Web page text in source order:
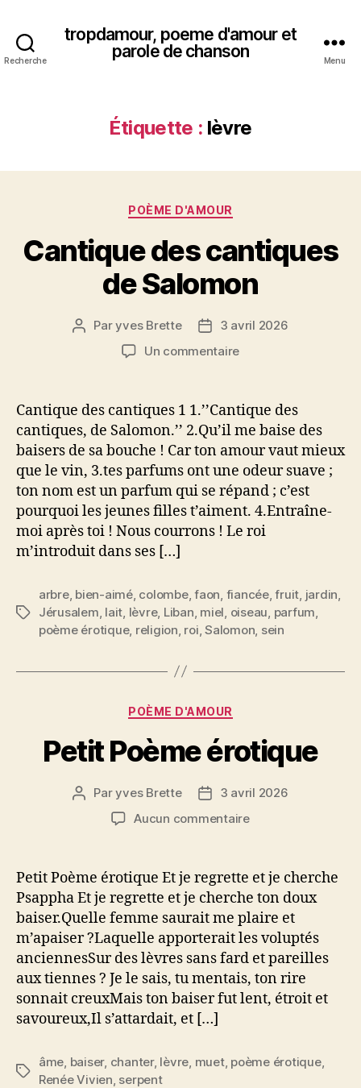
Recherche
tropdamour, poeme d'amour et
parole de chanson
Menu
Étiquette : lèvre
Catégories
POÈME D'AMOUR
Cantique des cantiques
de Salomon
Auteur
Paryves Brette
Date3 avril 2026
Un commentairesur
cantiques
de
Salomon
Cantique des cantiques 1 1.’’Cantique des
cantiques, de Salomon.’’ 2.Qu’il me baise des
baisers de sa bouche ! Car ton amour vaut mieux
que le vin, 3.tes parfums ont une odeur suave ;
ton nom est un parfum qui se répand ; c’est
pourquoi les jeunes filles t’aiment. 4.Entraîne-
moi après toi ! Nous courrons ! Le roi
m’introduit dans ses […]
Étiquettes
arbre, bien-aimé, colombe,faon fiancée,fruit jardin
Jérusalem lait lèvre, Liban miel oiseau parfum
poème érotique, religion roi ,Salomon sein
Catégories
POÈME D'AMOUR
Petit Poème érotique
Auteur
l’article
Paryves Brette
Date3 avril 2026
Aucun commentairesur
érotique
Petit Poème érotique Et je regrette et je cherche
Psappha Et je regrette et je cherche ton doux
baiser.Quelle femme saurait me plaire et
m’apaiser ?Laquelle apporterait les voluptés
anciennesSur des lèvres sans fard et pareilles
aux tiennes ? Je le sais, tu mentais, ton rire
sonnait creuxMais ton baiser fut lent, étroit et
savoureux,Il s’attardait, et […]
Étiquettes
âme, baiser, chanter, lèvre, muet, poème érotique,
Renée Vivien, serpent